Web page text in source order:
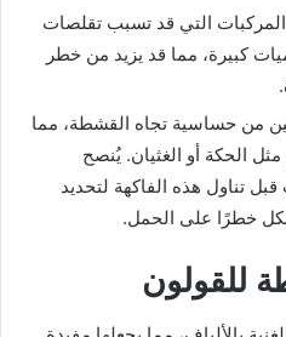
التي قد تسبب تقلصات
كبيرة، مما قد يزيد من خطر
من حساسية تجاه القشطة، مما
الحكة أو الغثيان. يُنصح
تناول هذه الفاكهة لتحديد
خطرًا على الحمل.
للقولون